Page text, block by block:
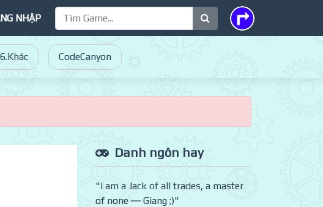
NHẬP
CodeCanyon
Danh ngôn hay
"I am a Jack of all trades, a master
of none ― Giang ;)"